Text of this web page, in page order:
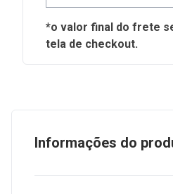
*o valor final do frete
tela de checkout.
Informações do